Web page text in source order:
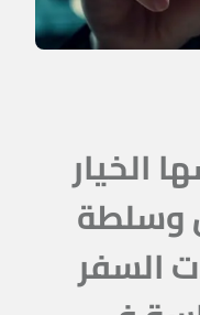
الخيار
وسلطة
السفر